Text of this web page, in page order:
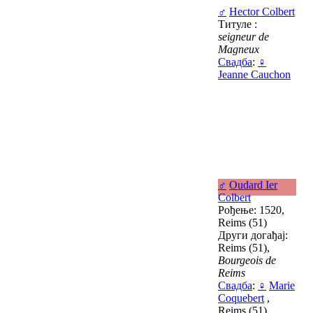
♂ Hector Colbert
Титуле :
seigneur de
Magneux
Свадба: ♀
Jeanne Cauchon
♂ Oudard Ier
Colbert
Рођење: 1520,
Reims (51)
Други догађај:
Reims (51),
Bourgeois de
Reims
Свадба: ♀ Marie
Coquebert ,
Reims (51)